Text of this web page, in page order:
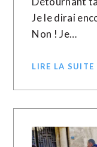
Je le dirai
Non ! Je…
LIRE LA